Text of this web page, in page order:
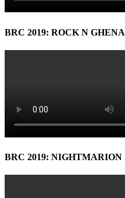
BRC 2019: ROCK N GHENA
BRC 2019: NIGHTMARION